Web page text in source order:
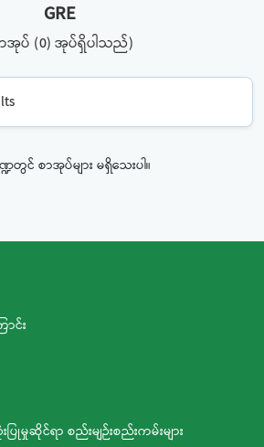
GRE
အုပ် (0) အုပ်ရှိပါသည်)
င် စာအုပ်များ မရှိသေးပါ။
င်း
ြုမှုဆိုင်ရာ စည်းမျဉ်းစည်းကမ်းများ